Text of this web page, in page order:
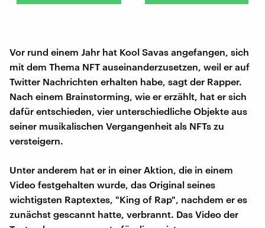
Vor rund einem Jahr hat Kool Savas angefangen, sich
mit dem Thema NFT auseinanderzusetzen, weil er auf
Twitter Nachrichten erhalten habe, sagt der Rapper.
Nach einem Brainstorming, wie er erzählt, hat er sich
dafür entschieden, vier unterschiedliche Objekte aus
seiner musikalischen Vergangenheit als NFTs zu
versteigern.
Unter anderem hat er in einer Aktion, die in einem
Video festgehalten wurde, das Original seines
wichtigsten Raptextes, "King of Rap", nachdem er es
zunächst gescannt hatte, verbrannt. Das Video der